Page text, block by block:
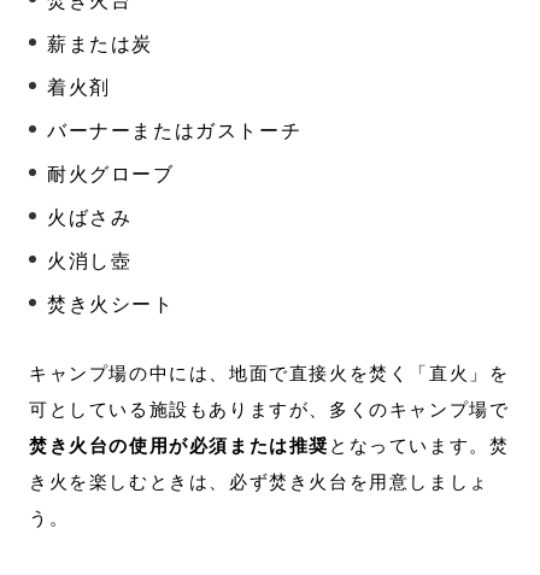
薪または炭
着火剤
バーナーまたはガストーチ
耐火グローブ
火ばさみ
火消し壺
焚き火シート
キャンプ場の中には、地面で直接火を焚く「直火」を
可としている施設もありますが、多くのキャンプ場で
焚き火台の使用が必須または推奨となっています。焚
き火を楽しむときは、必ず焚き火台を用意しましょ
う。